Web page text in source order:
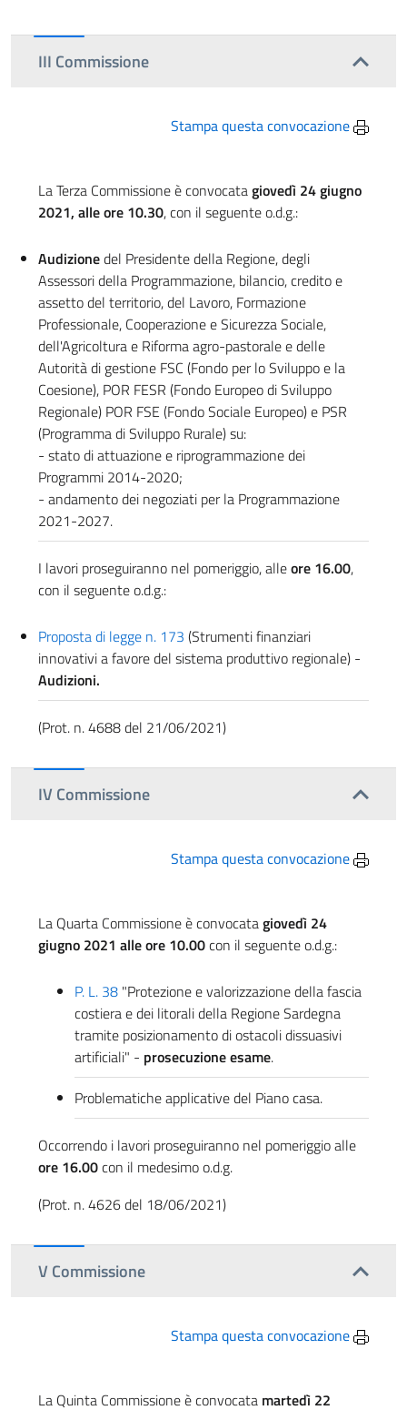
III Commissione
Stampa questa convocazione
La Terza Commissione è convocatagiovedì 24 giugno
2021, alle ore 10.30, con il seguente o.d.g.:
Audizionedel Presidente della Regione, degli
Assessori della Programmazione, bilancio, credito e
assetto del territorio, del Lavoro, Formazione
Professionale, Cooperazione e Sicurezza Sociale,
dell'Agricoltura e Riforma agro-pastorale e delle
Autorità di gestione FSC (Fondo per lo Sviluppo e la
Coesione), POR FESR (Fondo Europeo di Sviluppo
Regionale) POR FSE (Fondo Sociale Europeo) e PSR
(Programma di Sviluppo Rurale) su:
- stato di attuazione e riprogrammazione dei
Programmi 2014-2020;
- andamento dei negoziati per la Programmazione
2021-2027.
I lavori proseguiranno nel pomeriggio, alleore 16.00,
con il seguente o.d.g.:
Proposta di legge n. 173 (Strumenti finanziari
innovativi a favore del sistema produttivo regionale) -
Audizioni.
(Prot. n. 4688 del 21/06/2021)
IV Commissione
Stampa questa convocazione
La Quarta Commissione è convocatagiovedì 24
giugno 2021 alle ore 10.00con il seguente o.d.g.:
P. L. 38 "Protezione e valorizzazione della fascia
costiera e dei litorali della Regione Sardegna
tramite posizionamento di ostacoli dissuasivi
artificiali" - prosecuzione esame.
Problematiche applicative del Piano casa.
Occorrendo i lavori proseguiranno nel pomeriggio alle
ore 16.00con il medesimo o.d.g.
(Prot. n. 4626 del 18/06/2021)
V Commissione
Stampa questa convocazione
La Quinta Commissione è convocata martedì 22